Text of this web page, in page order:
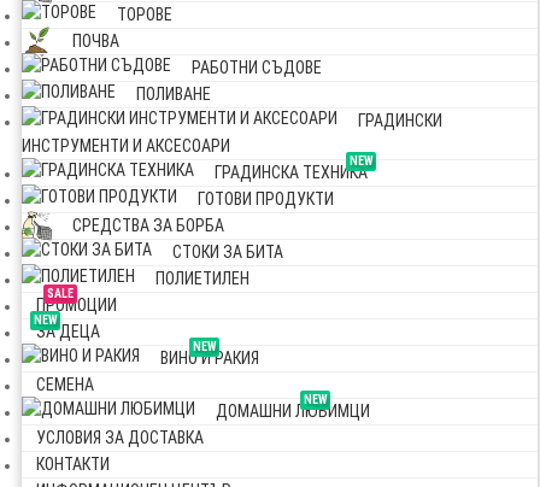
ТОРОВЕ
ПОЧВА
РАБОТНИ СЪДОВЕ
ПОЛИВАНЕ
ГРАДИНСКИ
ИНСТРУМЕНТИ И АКСЕСОАРИ
NEW
ГРАДИНСКА ТЕХНИКА
ГОТОВИ ПРОДУКТИ
СРЕДСТВА ЗА БОРБА
СТОКИ ЗА БИТА
ПОЛИЕТИЛЕН
SALE
ПРОМОЦИИ
NEW
ЗА ДЕЦА
NEW
ВИНО И РАКИЯ
СЕМЕНА
NEW
ДОМАШНИ ЛЮБИМЦИ
УСЛОВИЯ ЗА ДОСТАВКА
КОНТАКТИ